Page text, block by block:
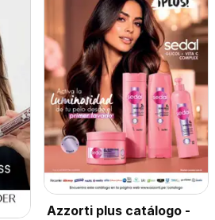
Azzorti plus catálogo -